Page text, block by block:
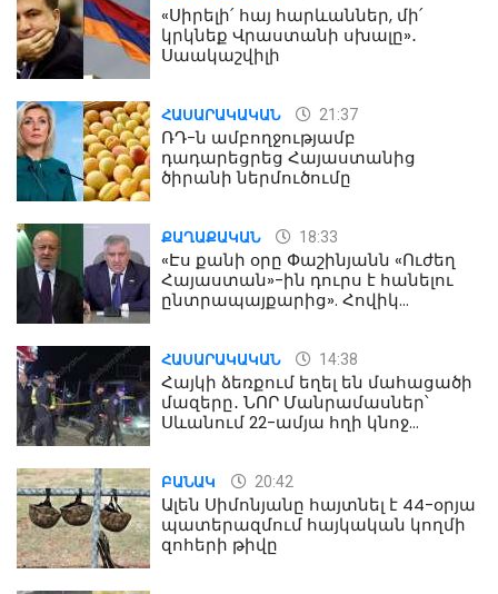
«Սիրելի՛ հայ հարևաններ, մի՛
կրկնեք Վրաստանի սխալը»․
Սաակաշվիլի
ՀԱՍԱՐԱԿԱԿԱՆ 21:37
ՌԴ-ն ամբողջությամբ
դադարեցրեց Հայաստանից
ծիրանի ներմուծումը
ՔԱՂԱՔԱԿԱՆ 18:33
«Էս քանի օրը Փաշինյանն «Ուժեղ
Հայաստան»-ին դուրս է հանելու
ընտրապայքարից». Հովիկ
ՀԱՍԱՐԱԿԱԿԱՆ 14:38
Հայկի ձեռքում եղել են մահացածի
մազերը․ ՆՈՐ Մանրամասներ՝
Սևանում 22-ամյա հղի կնոջ
ԲԱՆԱԿ 20:42
Ալեն Սիմոնյանը հայտնել է 44-օրյա
պատերազմում հայկական կողմի
զոհերի թիվը